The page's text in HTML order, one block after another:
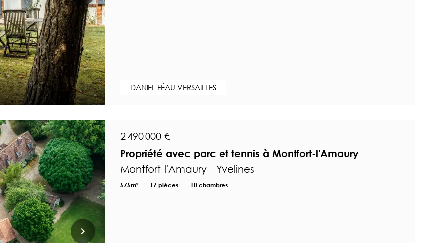
DANIEL FÉAU VERSAILLES
2 490 000 €
Propriété avec parc et tennis à Montfort-l'Amaury
Montfort-l'Amaury - Yvelines
575m² 17 pièces 10 chambres